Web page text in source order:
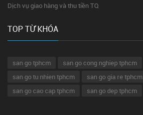
Dịch vụ giao hàng và thu tiền TQ
TOP TỪ KHÓA
san go tphcm
san go cong nghiep tphcm
san go tu nhien tphcm
san go gia re tphcm
san go cao cap tphcm
san go dep tphcm